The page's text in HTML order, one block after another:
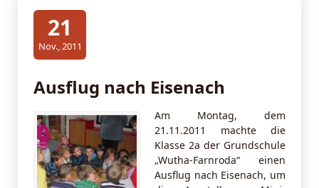
21
Nov., 2011
Ausflug nach Eisenach
Am Montag, dem
21.11.2011 machte die
Klasse 2a der Grundschule
„Wutha-Farnroda“ einen
Ausflug nach Eisenach, um